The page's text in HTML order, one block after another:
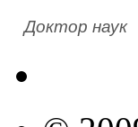
Доктор наук